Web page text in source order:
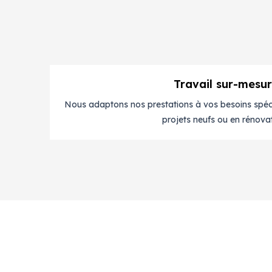
Travail sur-
Nous adaptons nos prestations à vos besoins
projets neufs ou en